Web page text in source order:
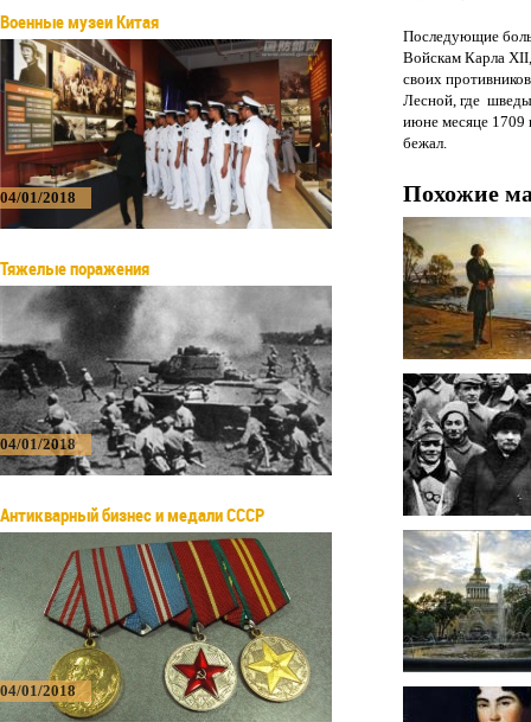
Военные музеи Китая
04/01/2018
Тяжелые поражения
04/01/2018
Антикварный бизнес и медали СССР
04/01/2018
Последующие
Войскам Карла
своих
Лесной, где
июне месяце 1709
бежал.
Похожие